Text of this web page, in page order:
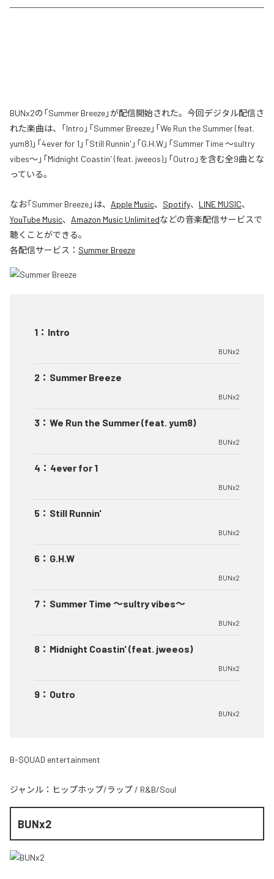
BUNx2の「Summer Breeze」が配信開始された。今回デジタル配信さ
れた楽曲は、「Intro」「Summer Breeze」「We Run the Summer (feat.
yum8)」「4ever for 1」「Still Runnin'」「G.H.W」「Summer Time 〜sultry
vibes〜」「Midnight Coastin' (feat. jweeos)」「Outro」を含む全9曲とな
っている。
なお「Summer Breeze」は、 Apple Music、 Spotify、 LINE MUSIC、
YouTube Music、 Amazon Music Unlimitedなどの音楽配信サービスで
聴くことができる。
各配信サービス： Summer Breeze
1 ： Intro
BUNx2
2 ： Summer Breeze
BUNx2
3 ： We Run the Summer (feat. yum8)
BUNx2
4 ： 4ever for 1
BUNx2
5 ： Still Runnin'
BUNx2
6 ： G.H.W
BUNx2
7 ： Summer Time 〜sultry vibes〜
BUNx2
8 ： Midnight Coastin' (feat. jweeos)
BUNx2
9 ： Outro
BUNx2
B-$QUAD entertainment
ジャンル： ヒップホップ/ラップ / R&B/Soul
BUNx2